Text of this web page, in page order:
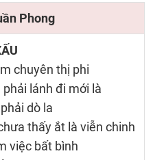
Phong
chuyên thị phi
lánh đi mới là
dò la
thấy ắt là viễn chinh
việc bất bình